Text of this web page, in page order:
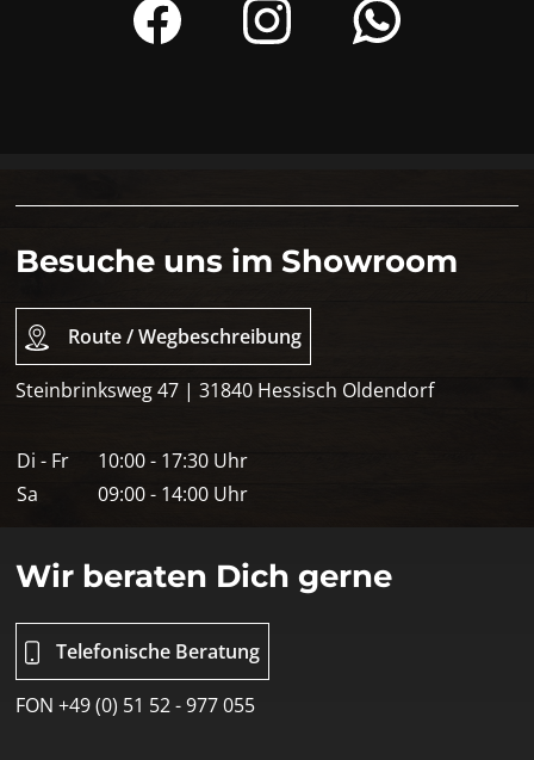
Besuche uns im Showroom
Route / Wegbeschreibung
Steinbrinksweg 47 | 31840 Hessisch Oldendorf
Di - Fr
10:00 - 17:30 Uhr
Sa
09:00 - 14:00 Uhr
Wir beraten Dich gerne
Telefonische Beratung
FON +49 (0) 51 52 - 977 055